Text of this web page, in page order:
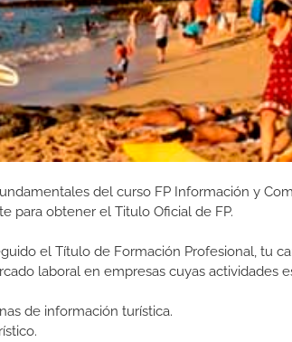
del curso FP Información y
para obtener el Titulo Oficial de FP.
el Título de Formación Profesional, tu
laboral en empresas cuyas actividades
de información turística.